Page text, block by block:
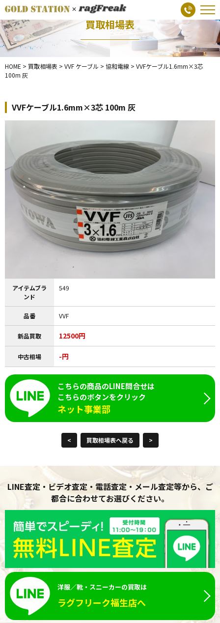
買取相場表
HOME > 買取相場表 > VVF ケーブル > 協和電線 > VVFケーブル1.6mm×3芯
100m 灰
VVFケーブル1.6mm×3芯 100m 灰
アイテムブラ
ンド
549
品番 VVF
新品買取 12500円
中古相場 -円
こちらの商品のLINE問合せは
こちらのボタンをクリック
ネット事業部
< 買取相場表へ戻る >
LINE査定・ビデオ査定・電話査定・メール査定等から、ご
都合に合わせてお選びください。
洋服／靴・スニーカーの買取は
ラグフリーク福生店へ